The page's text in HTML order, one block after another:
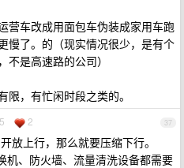
营车改成用面包车伪装成家用车跑
慢了。的（现实情况很少，是有个
不是高速路的公司）
，有忙闲时段之类的。
37
2
放上行，那么就要压缩下行。
机、防火墙、流量清洗设备都需要